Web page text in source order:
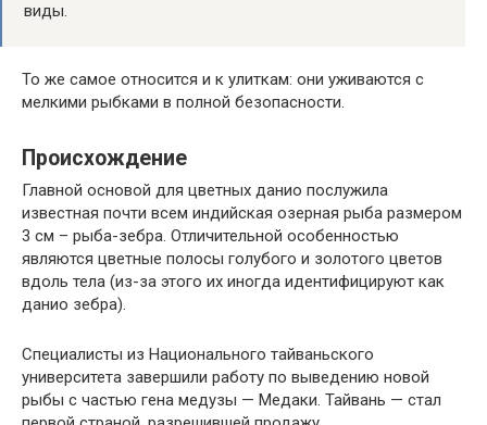
виды.
То же самое относится и к улиткам: они уживаются с
мелкими рыбками в полной безопасности.
Происхождение
Главной основой для цветных данио послужила
известная почти всем индийская озерная рыба размером
3 см – рыба-зебра. Отличительной особенностью
являются цветные полосы голубого и золотого цветов
вдоль тела (из-за этого их иногда идентифицируют как
данио зебра).
Специалисты из Национального тайваньского
университета завершили работу по выведению новой
рыбы с частью гена медузы — Медаки. Тайвань — стал